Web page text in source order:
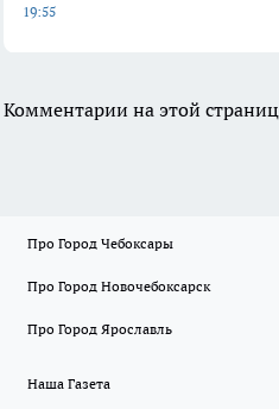
19:55
Комментарии на этой
Про Город Чебоксары
Про Город Новочебоксарск
Про Город Ярославль
Наша Газета